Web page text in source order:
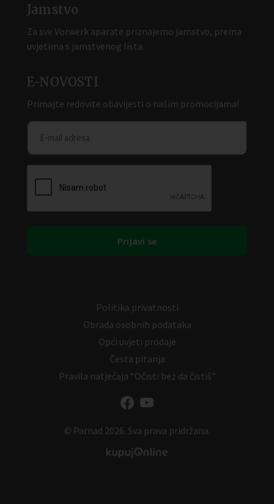
Jamstvo
Za sve Vorwerk aparate priznajemo jamstvo, prema
uvjetima s jamstvenog lista.
E-NOVOSTI
Primajte redovite obavijesti o našim promocijama!
Politika privatnosti
Obrada osobnih podataka
Opći uvjeti prodaje
Česta pitanja
Pravila natječaja “Očisti bez da čistiš”
© Parnad 2026. Sva prava pridržana.